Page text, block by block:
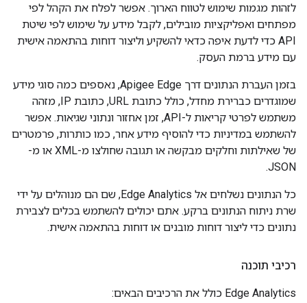
לזהות מגמות שימוש לטווח הארוך. אפשר לפלח את הקהל לפי
מפתחים ואפליקציות מובילים, לקבל מידע על שימוש לפי שיטת
API כדי לדעת איפה כדאי להשקיע וליצור דוחות בהתאמה אישית
עם מידע ברמת העסק.
בזמן העברת הנתונים דרך Apigee Edge, נאספים כמה סוגי מידע
שמוגדרים כברירת מחדל, כולל כתובת URL, כתובת IP, מזהה
משתמש לפרטי קריאות ל-API, זמן אחזור ונתוני שגיאות. אפשר
להשתמש במדיניות כדי להוסיף מידע אחר, כמו כותרות, פרמטרים
של שאילתות וחלקים מבקשה או תגובה שחולצו מ-XML או מ-
JSON.
כל הנתונים נשלחים אל Edge Analytics, שם הם מנוהלים על ידי
שרת ניתוח הנתונים ברקע. אתם יכולים להשתמש בכלים לצבירת
נתונים כדי ליצור דוחות מובנים או דוחות בהתאמה אישית.
רכיבי תוכנה
Edge Analytics כולל את הרכיבים הבאים: